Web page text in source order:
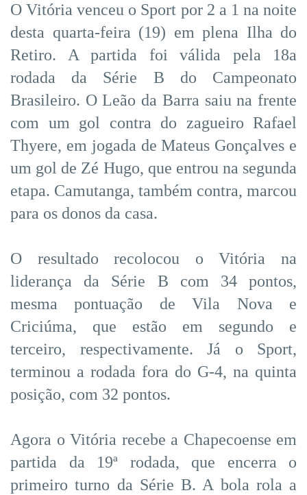
O Vitória venceu o Sport por 2 a 1 na noite
desta quarta-feira (19) em plena Ilha do
Retiro. A partida foi válida pela 18a
rodada da Série B do Campeonato
Brasileiro. O Leão da Barra saiu na frente
com um gol contra do zagueiro Rafael
Thyere, em jogada de Mateus Gonçalves e
um gol de Zé Hugo, que entrou na segunda
etapa. Camutanga, também contra, marcou
para os donos da casa.
O resultado recolocou o Vitória na
liderança da Série B com 34 pontos,
mesma pontuação de Vila Nova e
Criciúma, que estão em segundo e
terceiro, respectivamente. Já o Sport,
terminou a rodada fora do G-4, na quinta
posição, com 32 pontos.
Agora o Vitória recebe a Chapecoense em
partida da 19ª rodada, que encerra o
primeiro turno da Série B. A bola rola a